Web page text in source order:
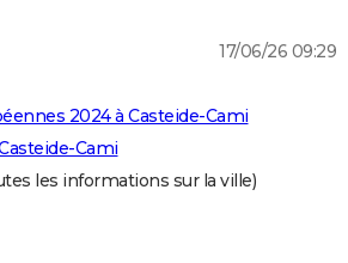
17/06/26 09:29
2024 à Casteide-Cami
Cami
les informations sur la ville)